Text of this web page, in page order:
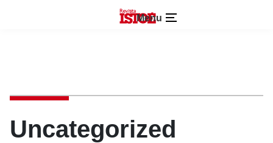
Menu
Uncategorized